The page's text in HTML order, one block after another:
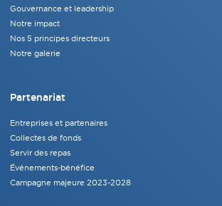
Gouvernance et leadership
Notre impact
Nos 5 principes directeurs
Notre galerie
Partenariat
Entreprises et partenaires
Collectes de fonds
Servir des repas
Événements-bénéfice
Campagne majeure 2023-2028